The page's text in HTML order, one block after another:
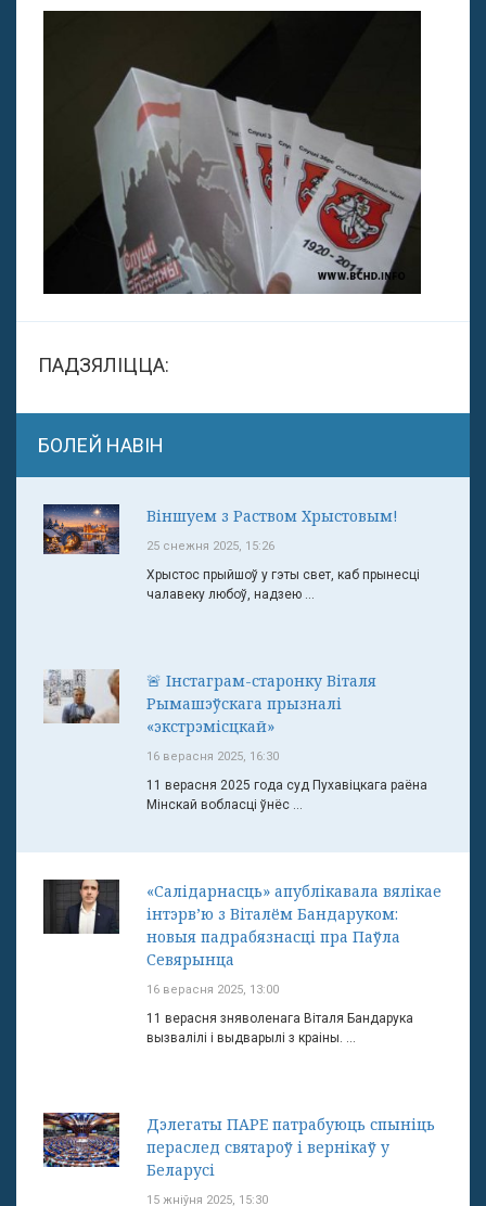
ПАДЗЯЛІЦЦА:
БОЛЕЙ НАВІН
Віншуем з Раством Хрыстовым!
25 снежня 2025, 15:26
Хрыстос прыйшоў у гэты свет, каб прынесці
чалавеку любоў, надзею ...
🚨 Інстаграм-старонку Віталя
Рымашэўскага прызналі
«экстрэмісцкай»
16 верасня 2025, 16:30
11 верасня 2025 года суд Пухавіцкага раёна
Мінскай вобласці ўнёс ...
«Салідарнасць» апублікавала вялікае
інтэрв’ю з Віталём Бандаруком:
новыя падрабязнасці пра Паўла
Севярынца
16 верасня 2025, 13:00
11 верасня зняволенага Віталя Бандарука
вызвалілі і выдварылі з краіны. ...
Дэлегаты ПАРЕ патрабуюць спыніць
пераслед святароў і вернікаў у
Беларусі
15 жніўня 2025, 15:30